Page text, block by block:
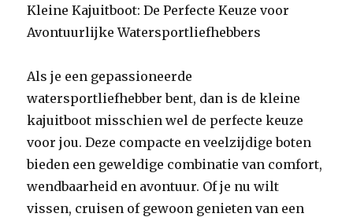
Kleine Kajuitboot: De Perfecte Keuze voor
Avontuurlijke Watersportliefhebbers
Als je een gepassioneerde
watersportliefhebber bent, dan is de kleine
kajuitboot misschien wel de perfecte keuze
voor jou. Deze compacte en veelzijdige boten
bieden een geweldige combinatie van comfort,
wendbaarheid en avontuur. Of je nu wilt
vissen, cruisen of gewoon genieten van een